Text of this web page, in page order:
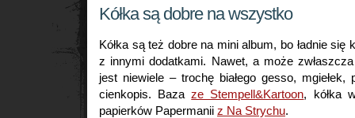
Kółka są dobre na wszystko
Kółka są też dobre na mini album, bo ładnie się
z innymi dodatkami. Nawet, a może
jest niewiele – trochę białego gesso, mgiełek,
cienkopis. Bazaze Stempell&Kartoon, kółka
papierków Papermanii z Na Strychu.